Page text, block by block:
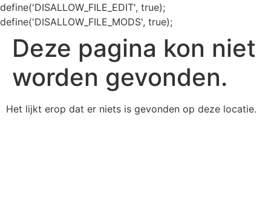
define('DISALLOW_FILE_EDIT', true);
define('DISALLOW_FILE_MODS', true);
Deze pagina kon niet
worden gevonden.
Het lijkt erop dat er niets is gevonden op deze locatie.